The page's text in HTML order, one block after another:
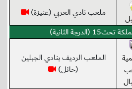
ملعب نادي العربي (عنيزة)
(الدرجة الثانية)
الملعب الرديف بنادي الجبلين
(حائل)